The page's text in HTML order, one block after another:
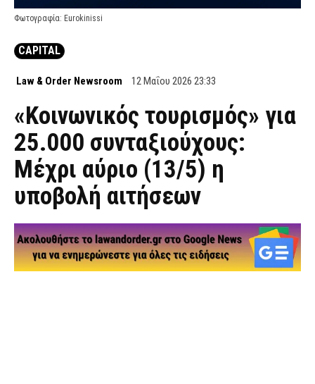
Φωτογραφία: Eurokinissi
CAPITAL
Law & Order Newsroom 12 Μαΐου 2026 23:33
«Κοινωνικός τουρισμός» για
25.000 συνταξιούχους:
Μέχρι αύριο (13/5) η
υποβολή αιτήσεων